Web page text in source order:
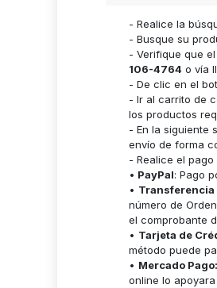
- Realice la
- Busque su
- Verifique que
106-4764 o vía
- De clic en el
- Ir al carrito de
los productos
- En la siguiente
envío de forma
- Realice el
• PayPal: Pago
• Transferencia
número de
el comprobante
• Tarjeta de
método puede
• Mercado Pago:
online lo